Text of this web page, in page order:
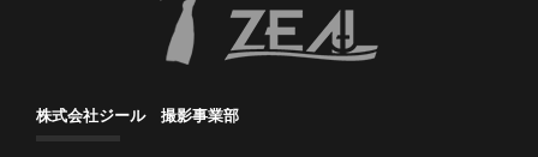
株式会社ジール 撮影事業部